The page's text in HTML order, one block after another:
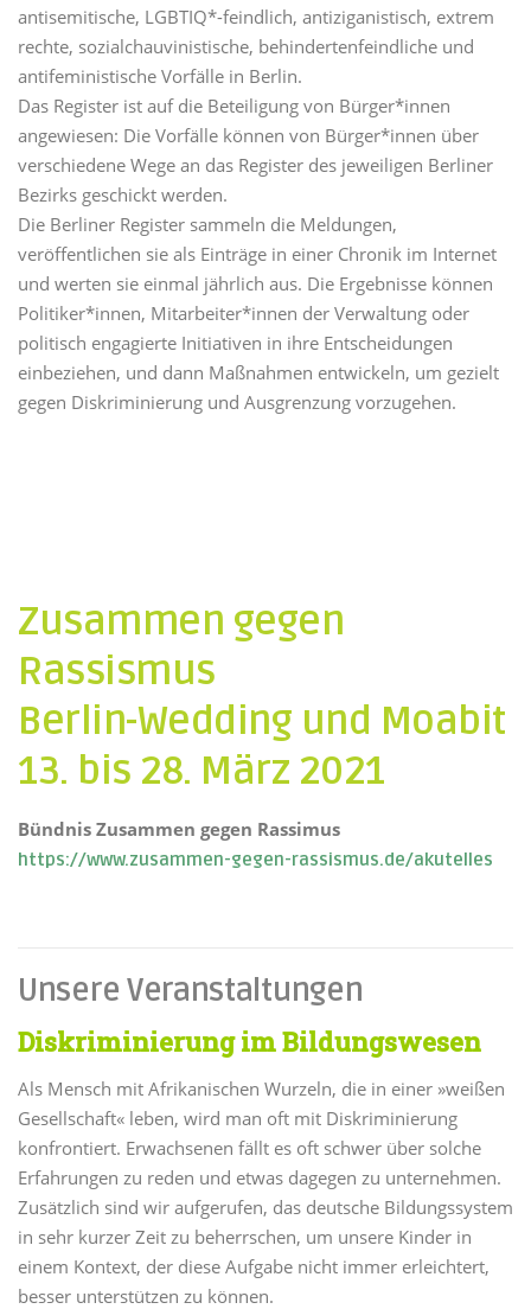
antisemitische, LGBTIQ*-feindlich, antiziganistisch, extrem
rechte, sozialchauvinistische, behindertenfeindliche und
antifeministische Vorfälle in Berlin.
Das Register ist auf die Beteiligung von Bürger*innen
angewiesen: Die Vorfälle können von Bürger*innen über
verschiedene Wege an das Register des jeweiligen Berliner
Bezirks geschickt werden.
Die Berliner Register sammeln die Meldungen,
veröffentlichen sie als Einträge in einer Chronik im Internet
und werten sie einmal jährlich aus. Die Ergebnisse können
Politiker*innen, Mitarbeiter*innen der Verwaltung oder
politisch engagierte Initiativen in ihre Entscheidungen
einbeziehen, und dann Maßnahmen entwickeln, um gezielt
gegen Diskriminierung und Ausgrenzung vorzugehen.
Zusammen gegen
Rassismus
Berlin-Wedding und Moabit
13. bis 28. März 2021
Bündnis Zusammen gegen Rassimus
https://www.zusammen-gegen-rassismus.de/akutelles
Unsere Veranstaltungen
Diskriminierung im Bildungswesen
Als Mensch mit Afrikanischen Wurzeln, die in einer »weißen
Gesellschaft« leben, wird man oft mit Diskriminierung
konfrontiert. Erwachsenen fällt es oft schwer über solche
Erfahrungen zu reden und etwas dagegen zu unternehmen.
Zusätzlich sind wir aufgerufen, das deutsche Bildungssystem
in sehr kurzer Zeit zu beherrschen, um unsere Kinder in
einem Kontext, der diese Aufgabe nicht immer erleichtert,
besser unterstützen zu können.